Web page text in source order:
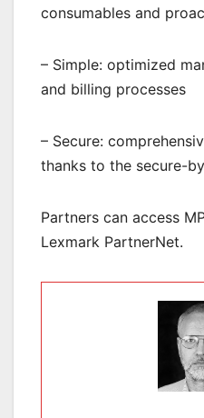
consumables and
– Simple: optimized
and billing processes
– Secure:
thanks to the secure-
Partners can access
Lexmark PartnerNet.